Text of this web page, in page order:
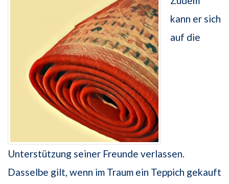
kann er sich
auf die
Unterstützung seiner Freunde verlassen.
Dasselbe gilt, wenn im Traum ein Teppich gekauft